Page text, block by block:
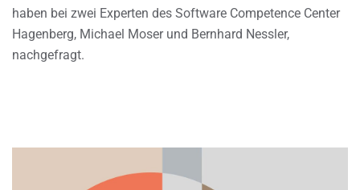
haben bei zwei Experten des Software Competence Center
Hagenberg, Michael Moser und Bernhard Nessler,
nachgefragt.